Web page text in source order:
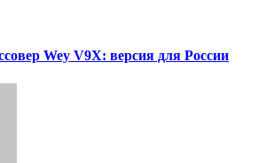
Wey V9X: версия для России